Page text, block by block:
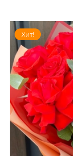
Хит!